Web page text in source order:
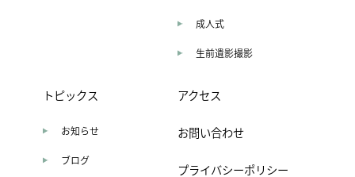
成人式
生前遺影撮影
トピックス
お知らせ
ブログ
アクセス
お問い合わせ
プライバシーポリシー